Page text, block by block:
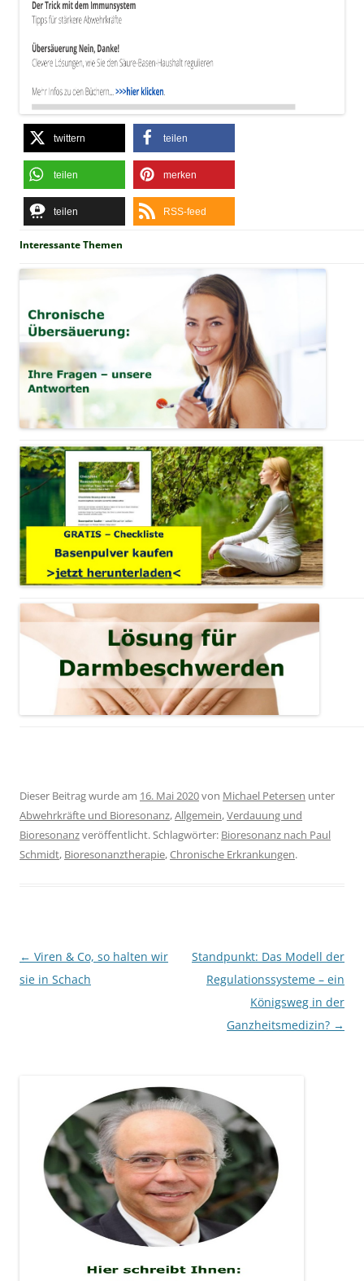
twittern teilen
teilen merken
teilen RSS-feed
Interessante Themen
Dieser Beitrag wurde am 16. Mai 2020von Michael Petersen unter
Abwehrkräfte und Bioresonanz,Allgemein,Verdauung und
Bioresonanzveröffentlicht. Schlagwörter: Bioresonanz nach Paul
Schmidt, Bioresonanztherapie,Chronische Erkrankungen.
Beitragsnavigation
← Viren & Co, so halten wir
sie in Schach
Standpunkt: Das Modell der
Regulationssysteme – ein
Königsweg in der
Ganzheitsmedizin? →